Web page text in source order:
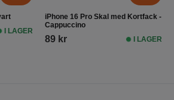
I LAGER
iPhone 16 Pro Skal med Kortfack -
Cappuccino
89 kr I LAGER